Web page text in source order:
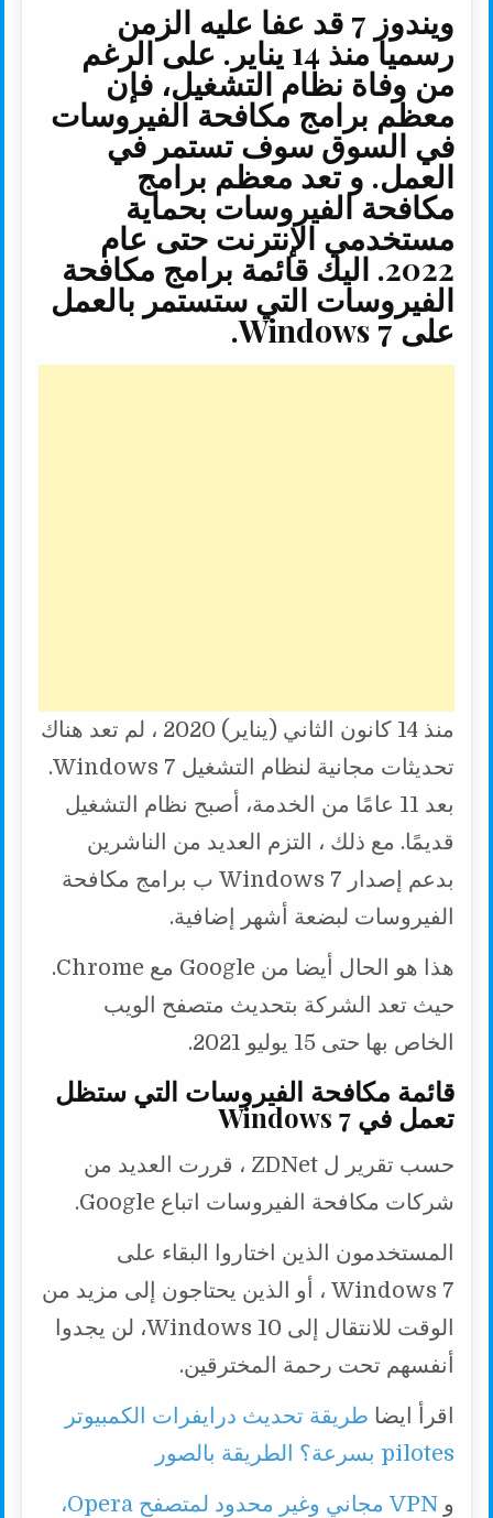
c
e
b
o
o
k
s
A
p
p
i
t
t
e
r
a
i
l
p
y
L
i
n
k
a
r
e
ويندوز 7 قد عفا عليه الزمن
رسميا منذ 14 يناير. على الرغم
من وفاة نظام التشغيل، فإن
معظم برامج مكافحة الفيروسات
في السوق سوف تستمر في
العمل. و تعد معظم برامج
مكافحة الفيروسات بحماية
مستخدمي الإنترنت حتى عام
2022. اليك قائمة برامج مكافحة
الفيروسات التي ستستمر بالعمل
على Windows 7.
منذ 14 كانون الثاني (يناير) 2020 ، لم تعد هناك
تحديثات مجانية لنظام التشغيل Windows 7.
بعد 11 عامًا من الخدمة، أصبح نظام التشغيل
قديمًا. مع ذلك ، التزم العديد من الناشرين
بدعم إصدار Windows 7 ب برامج مكافحة
الفيروسات لبضعة أشهر إضافية.
هذا هو الحال أيضا من Google مع Chrome.
حيث تعد الشركة بتحديث متصفح الويب
الخاص بها حتى 15 يوليو 2021.
قائمة مكافحة الفيروسات التي ستظل
تعمل في Windows 7
حسب تقرير ل ZDNet ، قررت العديد من
شركات مكافحة الفيروسات اتباع Google.
المستخدمون الذين اختاروا البقاء على
Windows 7 ، أو الذين يحتاجون إلى مزيد من
الوقت للانتقال إلى Windows 10، لن يجدوا
أنفسهم تحت رحمة المخترقين.
اقرأ ايضا طريقة تحديث درايفرات الكمبيوتر
pilotes بسرعة؟ الطريقة بالصور
و
VPN مجاني وغير محدود لمتصفح Opera،